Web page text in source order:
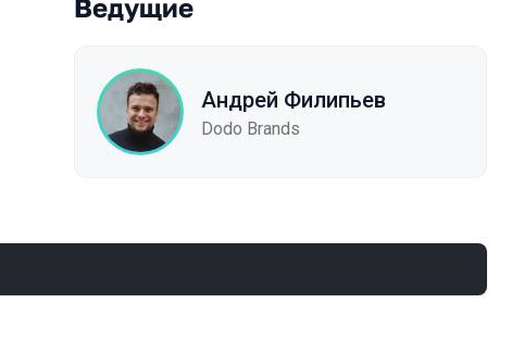
Ведущие
Андрей Филипьев
Dodo Brands